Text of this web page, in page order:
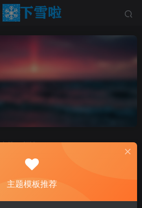
点赞 评论
主题模板推荐